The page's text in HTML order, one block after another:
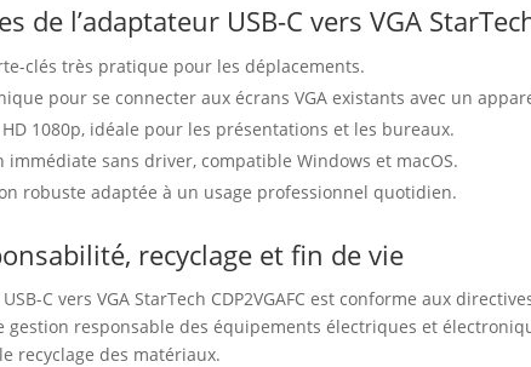
de l’adaptateur USB-C vers VGA
clés très pratique pour les déplacements.
pour se connecter aux écrans VGA existants avec un
1080p, idéale pour les présentations et les bureaux.
immédiate sans driver, compatible Windows et macOS.
robuste adaptée à un usage professionnel quotidien.
recyclage et fin de vie
USB-C vers VGA StarTech CDP2VGAFC est conforme aux
gestion responsable des équipements électriques et
recyclage des matériaux.